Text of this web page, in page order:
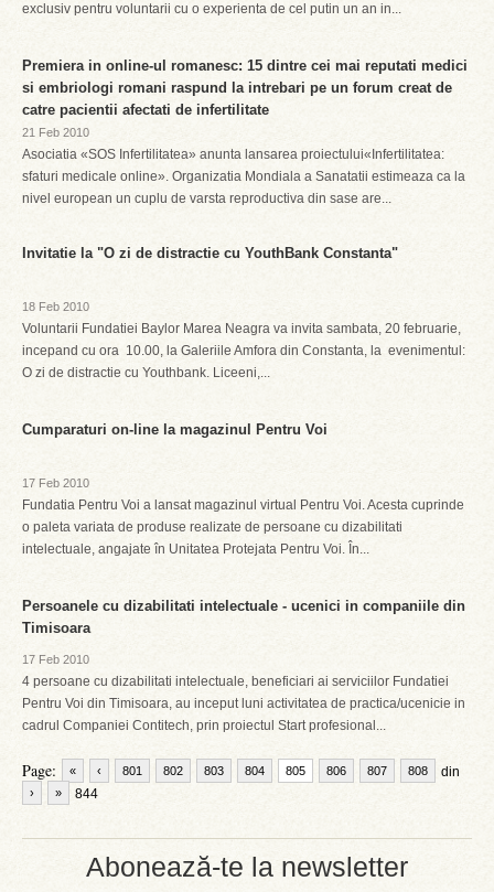
Abonează-te la newsletter
exclusiv pentru voluntarii cu o experienta de cel putin un an in...
Premiera in online-ul romanesc: 15 dintre cei mai reputati medici
si embriologi romani raspund la intrebari pe un forum creat de
catre pacientii afectati de infertilitate
21 Feb 2010
Asociatia «SOS Infertilitatea» anunta lansarea proiectului«Infertilitatea:
sfaturi medicale online». Organizatia Mondiala a Sanatatii estimeaza ca la
nivel european un cuplu de varsta reproductiva din sase are...
Invitatie la "O zi de distractie cu YouthBank Constanta"
18 Feb 2010
Voluntarii Fundatiei Baylor Marea Neagra va invita sambata, 20 februarie,
incepand cu ora 10.00, la Galeriile Amfora din Constanta, la evenimentul:
O zi de distractie cu Youthbank. Liceeni,...
Cumparaturi on-line la magazinul Pentru Voi
17 Feb 2010
Fundatia Pentru Voi a lansat magazinul virtual Pentru Voi. Acesta cuprinde
o paleta variata de produse realizate de persoane cu dizabilitati
intelectuale, angajate în Unitatea Protejata Pentru Voi. În...
Persoanele cu dizabilitati intelectuale - ucenici in companiile din
Timisoara
17 Feb 2010
4 persoane cu dizabilitati intelectuale, beneficiari ai serviciilor Fundatiei
Pentru Voi din Timisoara, au inceput luni activitatea de practica/ucenicie in
cadrul Companiei Contitech, prin proiectul Start profesional...
Page: « ‹ 801 802 803 804 805 806 807 808
din
844
› »